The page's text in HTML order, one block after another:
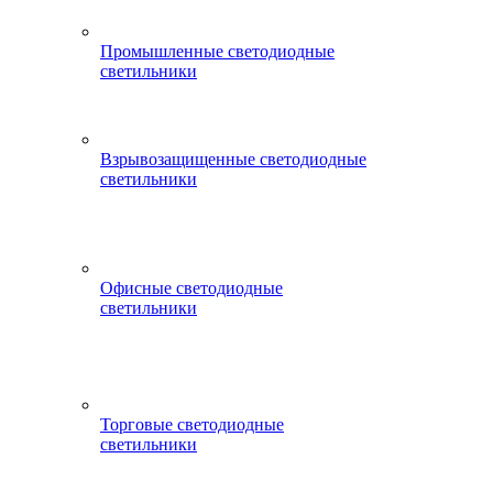
Промышленные светодиодные
светильники
Взрывозащищенные светодиодные
светильники
Офисные светодиодные
светильники
Торговые светодиодные
светильники